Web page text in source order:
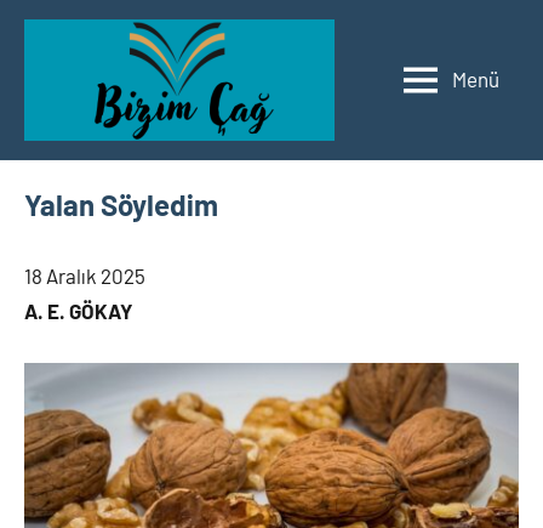
İçeriğe
Bizim
Edebiyat
Menü
Yalan Söyledim
18 Aralık 2025
A. E. GÖKAY